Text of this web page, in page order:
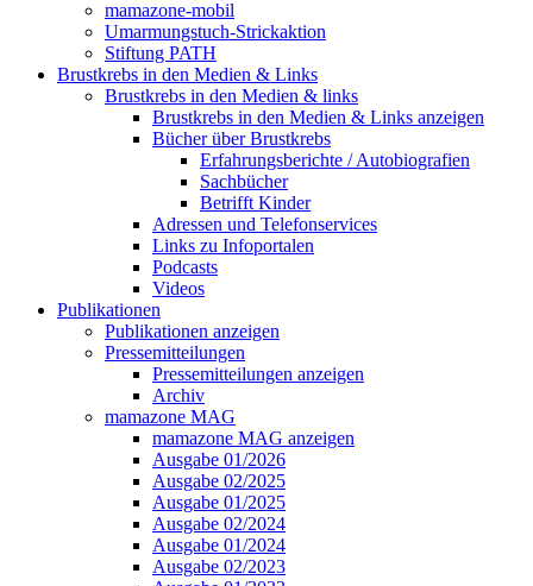
mamazone-mobil
Umarmungstuch-Strickaktion
Stiftung PATH
Brustkrebs in den Medien & Links
Brustkrebs in den Medien & links
Brustkrebs in den Medien & Links anzeigen
Bücher über Brustkrebs
Erfahrungsberichte / Autobiografien
Sachbücher
Betrifft Kinder
Adressen und Telefonservices
Links zu Infoportalen
Podcasts
Videos
Publikationen
Publikationen anzeigen
Pressemitteilungen
Pressemitteilungen anzeigen
Archiv
mamazone MAG
mamazone MAG anzeigen
Ausgabe 01/2026
Ausgabe 02/2025
Ausgabe 01/2025
Ausgabe 02/2024
Ausgabe 01/2024
Ausgabe 02/2023